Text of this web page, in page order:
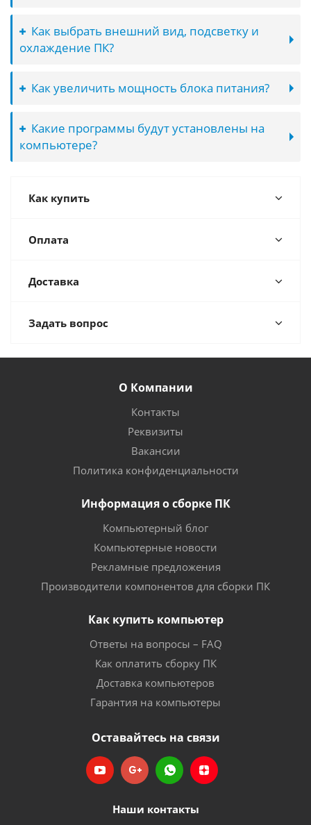
Как выбрать внешний вид, подсветку и
охлаждение ПК?
Как увеличить мощность блока питания?
Какие программы будут установлены на
компьютере?
Как купить
Оплата
Доставка
Задать вопрос
О Компании
Контакты
Реквизиты
Вакансии
Политика конфиденциальности
Информация о сборке ПК
Компьютерный блог
Компьютерные новости
Рекламные предложения
Производители компонентов для сборки ПК
Как купить компьютер
Ответы на вопросы – FAQ
Как оплатить сборку ПК
Доставка компьютеров
Гарантия на компьютеры
Оставайтесь на связи
Наши контакты